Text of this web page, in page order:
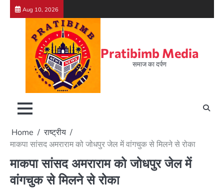
Skip
Aug 10, 2026
Pratibimb Media
समाज का दर्पण
Home
राष्ट्रीय
माकपा सांसद अमराराम को जोधपुर जेल में वांगचुक से मिलने से रोका
माकपा सांसद अमराराम को जोधपुर जेल में
वांगचुक से मिलने से रोका